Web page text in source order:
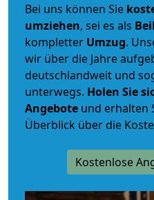
Bei uns können Sie
umziehen, sei es als
kompletter Umzug.
wir über die Jahre
deutschlandweit und
unterwegs. Holen Sie
Angebote und erhalten
Überblick über die
Kostenlose